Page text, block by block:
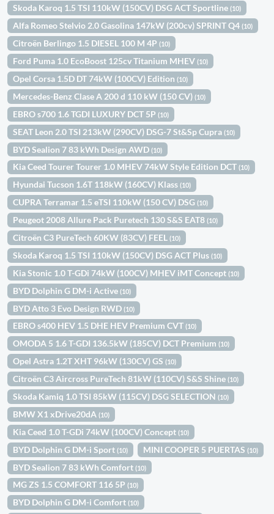
Skoda Karoq 1.5 TSI 110kW (150CV) DSG ACT Sportline(10)
Alfa Romeo Stelvio 2.0 Gasolina 147kW (200cv) SPRINT Q4(10)
Citroën Berlingo 1.5 DIESEL 100 M 4P(10)
Ford Puma 1.0 EcoBoost 125cv Titanium MHEV(10)
Opel Corsa 1.5D DT 74kW (100CV) Edition(10)
Mercedes-Benz Clase A 200 d 110 kW (150 CV)(10)
EBRO s700 1.6 TGDI LUXURY DCT 5P(10)
SEAT Leon 2.0 TSI 213kW (290CV) DSG-7 St&Sp Cupra(10)
BYD Sealion 7 83 kWh Design AWD(10)
Kia Ceed Tourer Tourer 1.0 MHEV 74kW Style Edition DCT(10)
Hyundai Tucson 1.6T 118kW (160CV) Klass(10)
CUPRA Terramar 1.5 eTSI 110kW (150 CV) DSG(10)
Peugeot 2008 Allure Pack Puretech 130 S&S EAT8(10)
Citroën C3 PureTech 60KW (83CV) FEEL(10)
Skoda Karoq 1.5 TSI 110kW (150CV) DSG ACT Plus(10)
Kia Stonic 1.0 T-GDi 74kW (100CV) MHEV iMT Concept(10)
BYD Dolphin G DM-i Active(10)
BYD Atto 3 Evo Design RWD(10)
EBRO s400 HEV 1.5 DHE HEV Premium CVT(10)
OMODA 5 1.6 T-GDI 136.5kW (185CV) DCT Premium(10)
Opel Astra 1.2T XHT 96kW (130CV) GS(10)
Citroën C3 Aircross PureTech 81kW (110CV) S&S Shine(10)
Skoda Kamiq 1.0 TSI 85kW (115CV) DSG SELECTION(10)
BMW X1 xDrive20dA(10)
Kia Ceed 1.0 T-GDi 74kW (100CV) Concept(10)
BYD Dolphin G DM-i Sport(10) MINI COOPER 5 PUERTAS(10)
BYD Sealion 7 83 kWh Comfort(10)
MG ZS 1.5 COMFORT 116 5P(10)
BYD Dolphin G DM-i Comfort(10)